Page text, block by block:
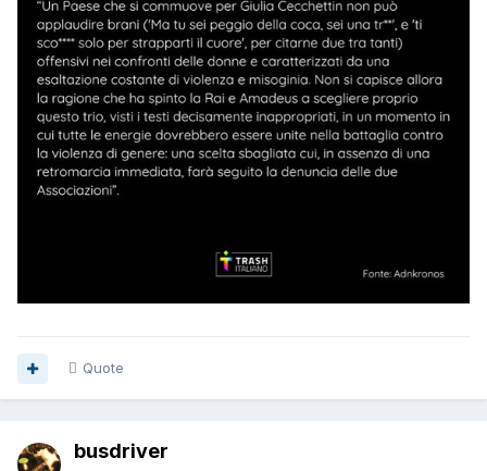
Quote
busdriver